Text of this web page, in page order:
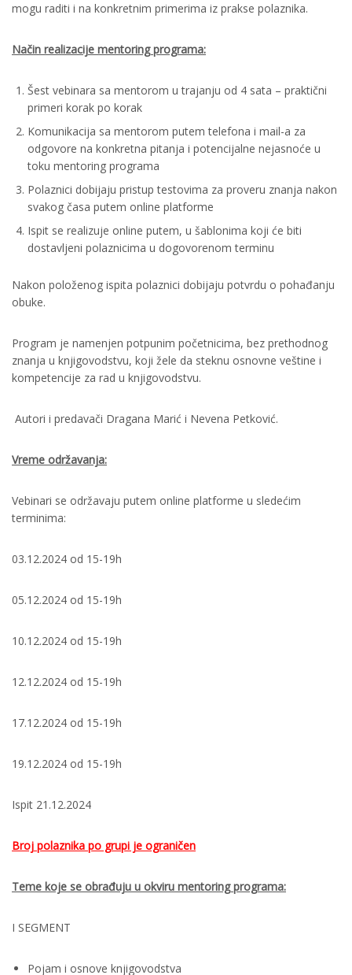
mogu raditi i na konkretnim primerima iz prakse polaznika.
Način realizacije mentoring programa:
Šest vebinara sa mentorom u trajanju od 4 sata – praktični
primeri korak po korak
Komunikacija sa mentorom putem telefona i mail-a za
odgovore na konkretna pitanja i potencijalne nejasnoće u
toku mentoring programa
Polaznici dobijaju pristup testovima za proveru znanja nakon
svakog časa putem online platforme
Ispit se realizuje online putem, u šablonima koji će biti
dostavljeni polaznicima u dogovorenom terminu
Nakon položenog ispita polaznici dobijaju potvrdu o pohađanju
obuke.
Program je namenjen potpunim početnicima, bez prethodnog
znanja u knjigovodstvu, koji žele da steknu osnovne veštine i
kompetencije za rad u knjigovodstvu.
Autori i predavači Dragana Marić i Nevena Petković.
Vreme održavanja:
Vebinari se održavaju putem online platforme u sledećim
terminima:
03.12.2024 od 15-19h
05.12.2024 od 15-19h
10.12.2024 od 15-19h
12.12.2024 od 15-19h
17.12.2024 od 15-19h
19.12.2024 od 15-19h
Ispit 21.12.2024
Broj polaznika po grupi je ograničen
Teme koje se obrađuju u okviru mentoring programa:
I SEGMENT
Pojam i osnove knjigovodstva